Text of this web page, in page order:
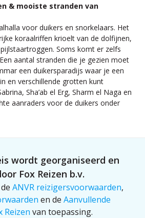
& mooiste stranden van
voor duikers en snorkelaars. Het
koraalriffen krioelt van de dolfijnen,
Soms komt er zelfs
aantal stranden die je gezien moet
een duikersparadijs waar je een
en verschillende grotten kunt
Sha’ab el Erg, Sharm el Naga en
aanraders voor de duikers onder
wordt georganiseerd en
Fox Reizen b.v.
ANVR reizigersvoorwaarden,
en de Aanvullende
Reizen van toepassing.